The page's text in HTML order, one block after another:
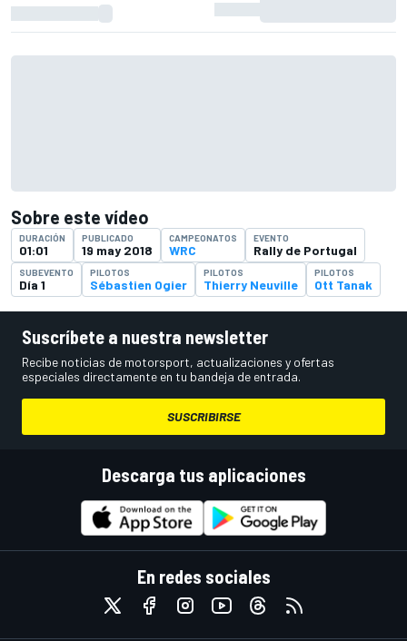
Sobre este vídeo
DURACIÓN
01:01
PUBLICADO
19 may 2018
CAMPEONATOS
WRC
EVENTO
Rally de Portugal
SUBEVENTO
Día 1
PILOTOS
Sébastien Ogier
PILOTOS
Thierry Neuville
PILOTOS
Ott Tanak
Suscríbete a nuestra newsletter
Recibe noticias de motorsport, actualizaciones y ofertas
especiales directamente en tu bandeja de entrada.
SUSCRIBIRSE
Descarga tus aplicaciones
En redes sociales